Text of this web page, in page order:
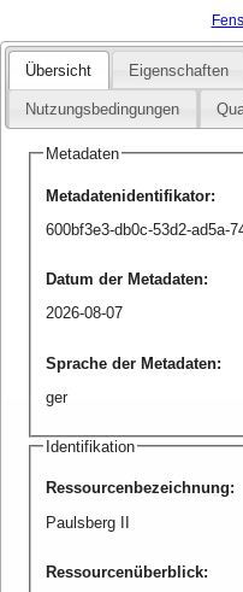
Übersicht Eigenschaften
Nutzungsbedingungen
Metadaten
Metadatenidentifikator:
600bf3e3-db0c-53d2-ad5a-
Datum der Metadaten:
2026-08-07
Sprache der Metadaten:
ger
Identifikation
Ressourcenbezeichnung:
Paulsberg II
Ressourcenüberblick: